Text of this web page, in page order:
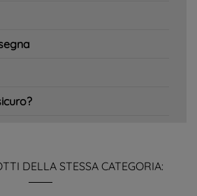
DELLA STESSA CATEGORIA: